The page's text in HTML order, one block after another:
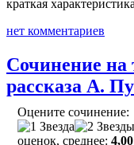
краткая
нет комментариев
Сочинение на
рассказа А.
Оцените сочинение:
оценок, среднее: 4,00